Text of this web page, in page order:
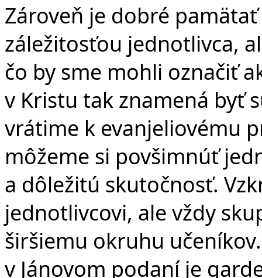
Zároveň je dobré
záležitosťou jednotlivca,
čo by sme mohli označiť
v Kristu tak znamená byť
vrátime k evanjeliovému
môžeme si povšimnúť
a dôležitú skutočnosť.
jednotlivcovi, ale vždy
širšiemu okruhu
v Jánovom podaní je